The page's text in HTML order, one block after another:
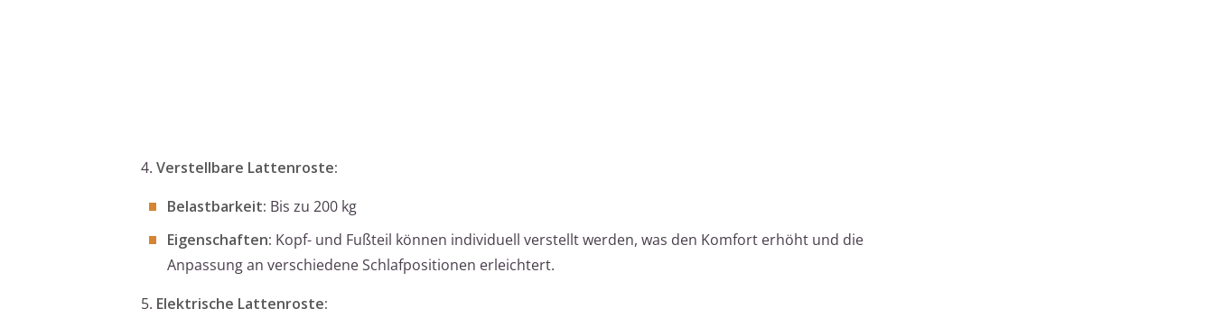
4. Verstellbare Lattenroste:
Belastbarkeit: Bis zu 200 kg
Eigenschaften: Kopf- und Fußteil können individuell verstellt werden, was den Komfort erhöht und die
Anpassung an verschiedene Schlafpositionen erleichtert.
5. Elektrische Lattenroste: